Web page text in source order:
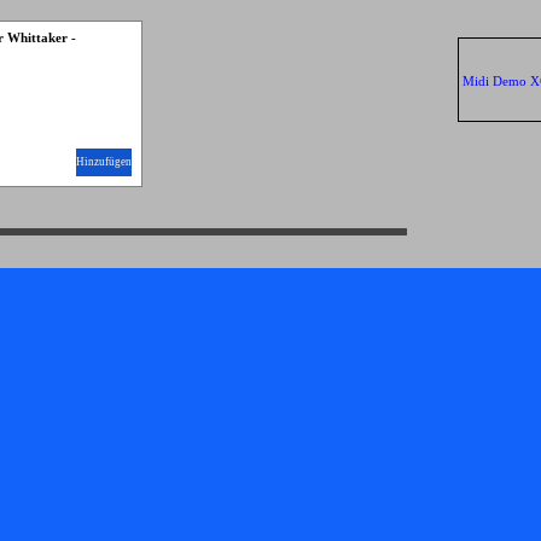
Whittaker -
Hinzufügen
Midi Demo